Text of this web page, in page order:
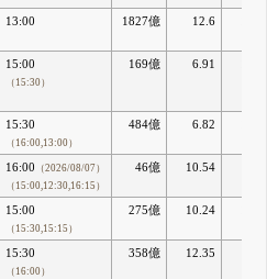
13:00 1827億 12.6
15:00
（15:30）
169億 6.91
15:30
（16:00,13:00）
484億 6.82
16:00 （2026/08/07）
（15:00,12:30,16:15）
46億 10.54
15:00
（15:30,15:15）
275億 10.24
15:30
（16:00）
358億 12.35